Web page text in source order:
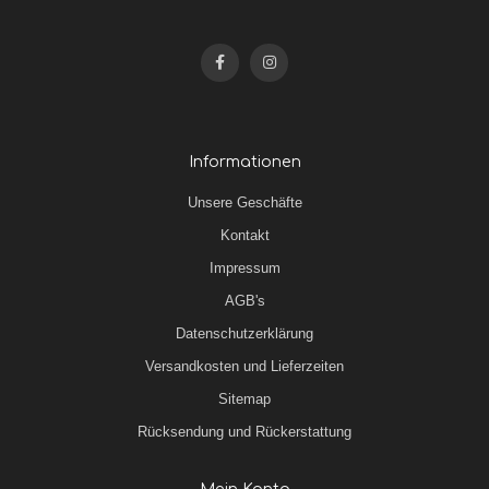
Informationen
Unsere Geschäfte
Kontakt
Impressum
AGB's
Datenschutzerklärung
Versandkosten und Lieferzeiten
Sitemap
Rücksendung und Rückerstattung